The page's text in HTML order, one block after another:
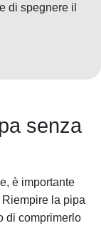
di spegnere il
senza
è importante
la pipa
di comprimerlo